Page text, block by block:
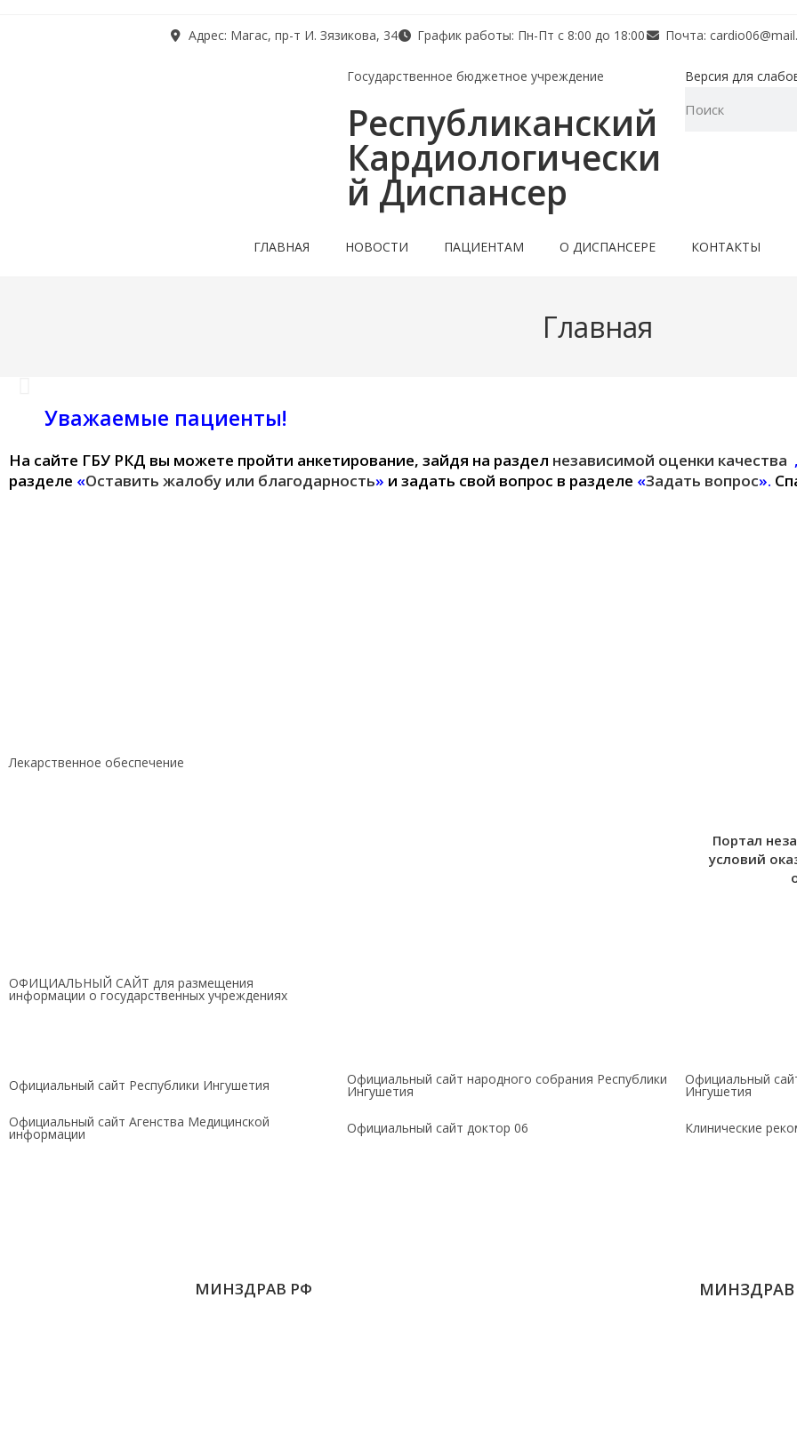
Адрес: Магас, пр-т И. Зязикова, 34 График работы: Пн-Пт с 8:00 до 18:00 Почта:
Государственное бюджетное учреждение
Республиканский
Кардиологически
й Диспансер
Версия для
ГЛАВНАЯ НОВОСТИ ПАЦИЕНТАМ О ДИСПАНСЕРЕ КОНТАКТЫ
Главная
перейти
Уважаемые пациенты!
На сайте ГБУ РКД вы можете пройти анкетирование, зайдя на раздел независимой оценки качества
разделе «Оставить жалобу или благодарность» и задать свой вопрос в разделе «Задать вопрос».
Лекарственное обеспечение
Портал
условий
ОФИЦИАЛЬНЫЙ САЙТ для размещения
информации о государственных учреждениях
Официальный сайт Республики Ингушетия Официальный сайт народного собрания Республики
Ингушетия
Официальный
Ингушетия
Официальный сайт Агенства Медицинской
информации Официальный сайт доктор 06 Клинические
МИНЗДРАВ РФ